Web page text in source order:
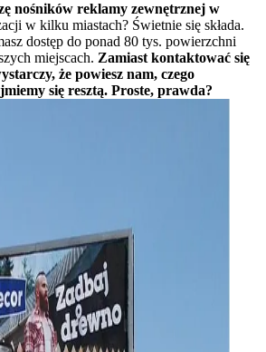
nośników reklamy zewnętrznej w
w kilku miastach? Świetnie się składa.
dostęp do ponad 80 tys. powierzchni
miejscach. Zamiast kontaktować się
że powiesz nam, czego
się resztą. Proste, prawda?